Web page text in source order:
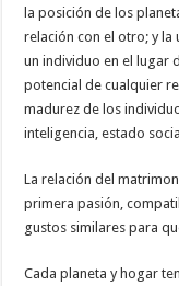
la posición de los
relación con el otro; y la
un individuo en el lugar
potencial de cualquier
madurez de los
inteligencia, estado
La relación del
primera pasión,
gustos similares para
Cada planeta y hogar